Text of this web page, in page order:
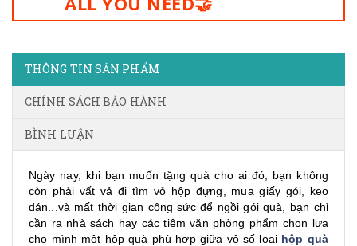
THÔNG TIN SẢN PHẨM
CHÍNH SÁCH BẢO HÀNH
BÌNH LUẬN
Ngày nay, khi bạn muốn tặng quà cho ai đó, bạn không
còn phải vất vả đi tìm vỏ hộp đựng, mua giấy gói, keo
dán...và mất thời gian công sức để ngồi gói quà, bạn chỉ
cần ra nhà sách hay các tiệm văn phòng phẩm chọn lựa
cho mình một hộp quà phù hợp giữa vô số loại hộp quà